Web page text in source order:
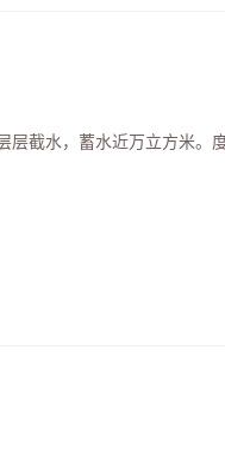
层截水，蓄水近万立方米。